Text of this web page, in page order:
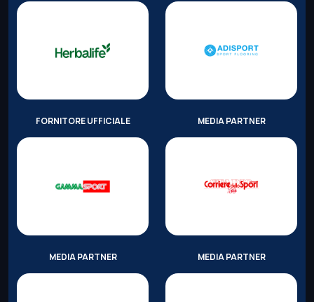
FORNITORE UFFICIALE MEDIA PARTNER
MEDIA PARTNER MEDIA PARTNER